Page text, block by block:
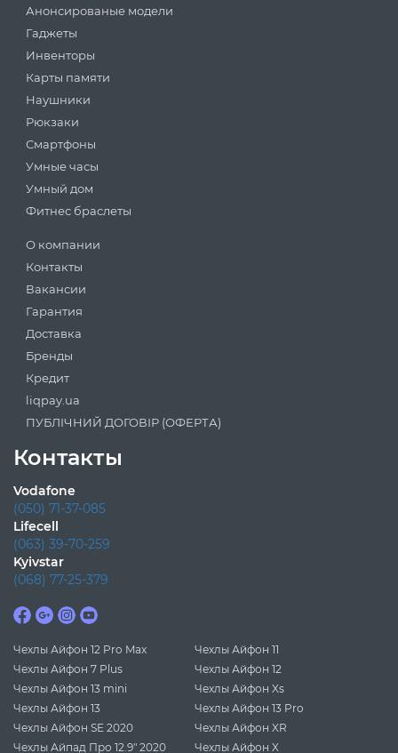
Анонсированые модели
Гаджеты
Инвенторы
Карты памяти
Наушники
Рюкзаки
Смартфоны
Умные часы
Умный дом
Фитнес браслеты
О компании
Контакты
Вакансии
Гарантия
Доставка
Бренды
Кредит
liqpay.ua
ПУБЛІЧНИЙ ДОГОВІР (ОФЕРТА)
Контакты
Vodafone
(050) 71-37-085
Lifecell
(063) 39-70-259
Kyivstar
(068) 77-25-379
Чехлы Айфон 12 Pro Max
Чехлы Айфон 11
Чехлы Айфон 7 Plus
Чехлы Айфон 12
Чехлы Айфон 13 mini
Чехлы Айфон Xs
Чехлы Айфон 13
Чехлы Айфон 13 Pro
Чехлы Айфон SE 2020
Чехлы Айфон XR
Чехлы Айпад Про 12.9" 2020
Чехлы Айфон X